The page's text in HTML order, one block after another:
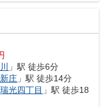
」駅 徒歩6分
新庄 」駅 徒歩14分
瑞光四丁目 」駅 徒歩18